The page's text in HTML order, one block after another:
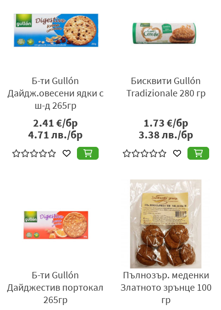
Б-ти Gullón
Дайдж.овесени ядки с
ш-д 265гр
2.41€/бр
4.71лв./бр
Бисквити Gullón
Tradizionale 280 гр
1.73€/бр
3.38лв./бр
Б-ти Gullón
Дайджестив портокал
265гр
Пълнозър. меденки
Златното зрънце 100
гр